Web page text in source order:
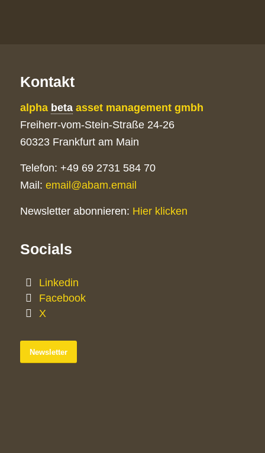
Kontakt
alpha betaasset management gmbh
Freiherr-vom-Stein-Straße 24-26
60323 Frankfurt am Main
Telefon: +49 69 2731 584 70
Mail: email@abam.email
Newsletter abonnieren: Hier klicken
Socials
Linkedin
Facebook
X
Newsletter